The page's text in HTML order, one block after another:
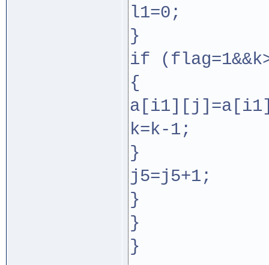
l1=0;
}
if
{
k=k-1;
}
j5=j5+1;
}
}
}